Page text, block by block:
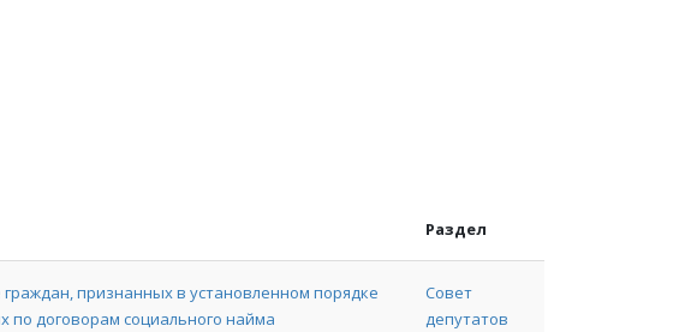
Раздел
признанных в установленном порядке
договорам социального найма
Совет
депутатов